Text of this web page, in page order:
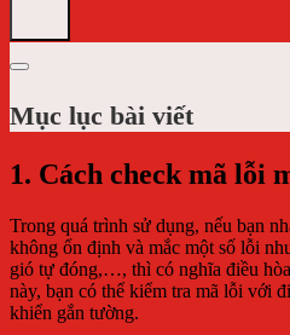
Mục lục bài viết
1. Cách check mã lỗi
Trong quá trình sử dụng, nếu bạn
không ổn định và mắc một số lỗi
gió tự đóng,…, thì có nghĩa điều
này, bạn có thể kiểm tra mã lỗi với
khiển gắn tường.